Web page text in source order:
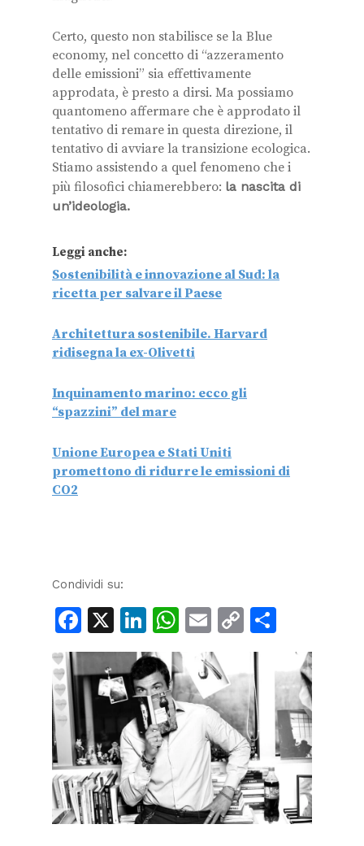
Certo, questo non stabilisce se la Blue
economy, nel concetto di “azzeramento
delle emissioni” sia effettivamente
approdata, è presto a dirsi. Ma possiamo
quantomeno affermare che è approdato il
tentativo di remare in questa direzione, il
tentativo di avviare la transizione ecologica.
Stiamo assistendo a quel fenomeno che i
più filosofici chiamerebbero: la nascita di
un’ideologia.
Leggi anche:
Sostenibilità e innovazione al Sud: la
ricetta per salvare il Paese
Architettura sostenibile. Harvard
ridisegna la ex-Olivetti
Inquinamento marino: ecco gli
“spazzini” del mare
Unione Europea e Stati Uniti
promettono di ridurre le emissioni di
CO2
Condividi su:
Facebook
X LinkedIn
WhatsApp
Email
Copy
Link